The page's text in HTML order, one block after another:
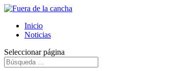
Inicio
Noticias
Seleccionar página